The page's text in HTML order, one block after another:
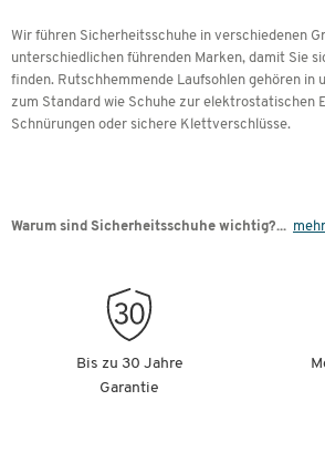
Wir führen Sicherheitsschuhe in verschiedenen
unterschiedlichen führenden Marken, damit Sie
finden. Rutschhemmende Laufsohlen gehören in
zum Standard wie Schuhe zur elektrostatischen
Schnürungen oder sichere Klettverschlüsse.
Warum sind Sicherheitsschuhe wichtig?...
Bis zu 30 Jahre
Garantie